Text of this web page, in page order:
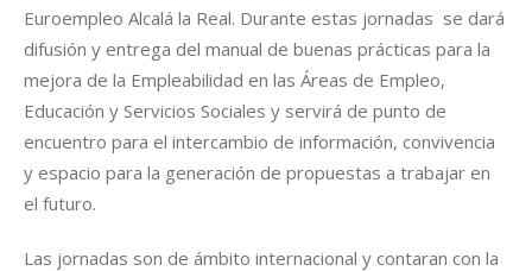
Euroempleo Alcalá la Real. Durante estas jornadas se dará
difusión y entrega del manual de buenas prácticas para la
mejora de la Empleabilidad en las Áreas de Empleo,
Educación y Servicios Sociales y servirá de punto de
encuentro para el intercambio de información, convivencia
y espacio para la generación de propuestas a trabajar en
el futuro.
Las jornadas son de ámbito internacional y contaran con la